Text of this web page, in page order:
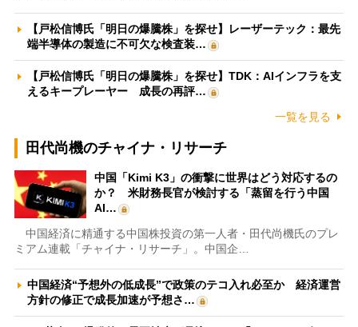
【戸松信博氏「明日の爆騰株」を探せ】レーザーテック：最先
端半導体の製造に不可欠な検査装…
【戸松信博氏「明日の爆騰株」を探せ】TDK：AIインフラを支
えるキープレーヤー 成長の再評…
一覧を見る
田代尚機のチャイナ・リサーチ
中国「Kimi K3」の衝撃に世界はどう対応するの
か？ 米財務長官が検討する「蒸留を行う中国
AI…
中国経済に精通する中国株投資の第一人者・田代尚機氏のプレ
ミアム連載「チャイナ・リサーチ」。中国企…
中国経済“予想外の低成長”で政策のテコ入れ必至か 経済運営
方針の修正で成長加速が予想さ…